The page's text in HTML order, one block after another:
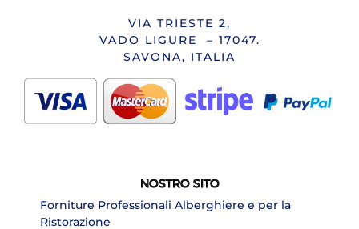
VIA TRIESTE 2,
VADO LIGURE – 17047.
SAVONA, ITALIA
NOSTRO SITO
Forniture Professionali Alberghiere e per la
Ristorazione